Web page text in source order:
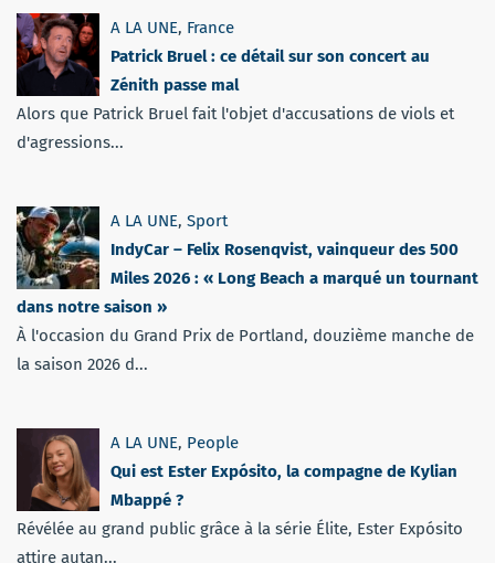
A LA UNE, France
Patrick Bruel : ce détail sur son concert au
Zénith passe mal
Alors que Patrick Bruel fait l'objet d'accusations de viols et
d'agressions...
A LA UNE, Sport
IndyCar – Felix Rosenqvist, vainqueur des 500
Miles 2026 : « Long Beach a marqué un tournant
dans notre saison »
À l'occasion du Grand Prix de Portland, douzième manche de
la saison 2026 d...
A LA UNE, People
Qui est Ester Expósito, la compagne de Kylian
Mbappé ?
Révélée au grand public grâce à la série Élite, Ester Expósito
attire autan...